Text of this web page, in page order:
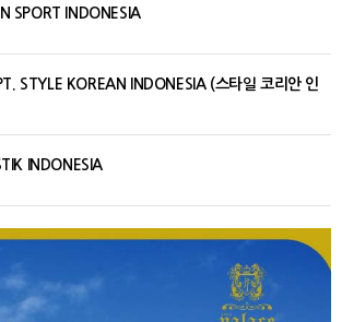
SPORT INDONESIA
STYLE KOREAN INDONESIA (스타일 코리안 인
INDONESIA